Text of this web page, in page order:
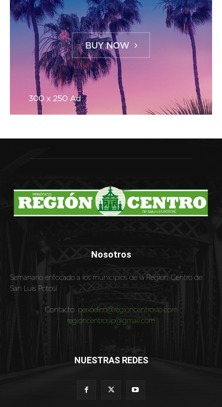
Nosotros
Semanario enfocado a los municipios de la Región Centro de
San Luis Potosí
Contacto: periodico@regioncentroslp.com
regioncentroslp@gmail.com
NUESTRAS REDES